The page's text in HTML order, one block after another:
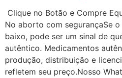
Clique no Botão e Compre
No aborto com segurançaSe
baixo, pode ser um sinal de
autêntico. Medicamentos
produção, distribuição e
refletem seu preço.Nosso
Helly
em http://
Entao q seja
22/05/2026